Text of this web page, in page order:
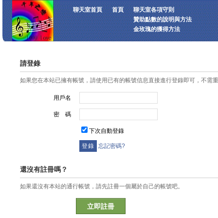
聊天室首頁 首頁
聊天室各項守則
贊助點數的說明與方法
金玫瑰的獲得方法
請登錄
如果您在本站已擁有帳號，請使用已有的帳號信息直接進行登錄即可，不需
用戶名
密 碼
下次自動登錄
忘記密碼?
還沒有註冊嗎？
如果還沒有本站的通行帳號，請先註冊一個屬於自己的帳號吧。
立即註冊